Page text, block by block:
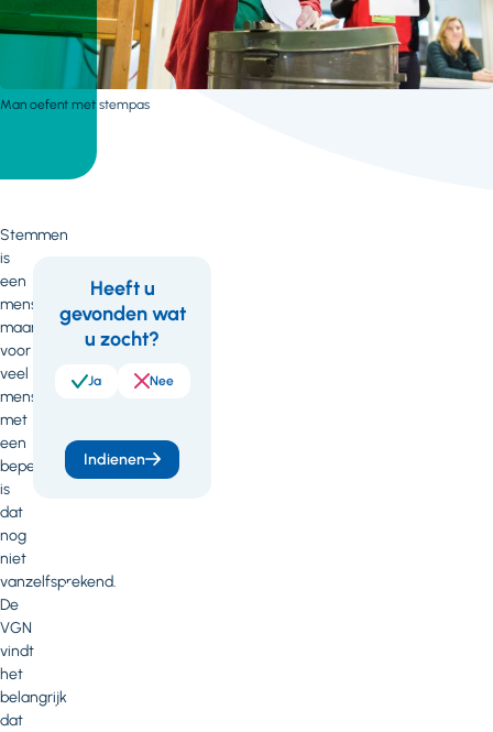
Man oefent met stempas
Stemmen
is
een
mensenrecht,
maar
voor
veel
mensen
met
een
beperking
is
dat
nog
niet
vanzelfsprekend.
De
VGN
vindt
het
belangrijk
dat
Wil
meer
of
of
op
Feedback
Heeft u
gevonden wat
u zocht?
Ja Nee
Indienen